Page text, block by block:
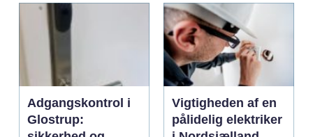
Adgangskontrol i
Glostrup:
Vigtigheden af en
pålidelig elektriker